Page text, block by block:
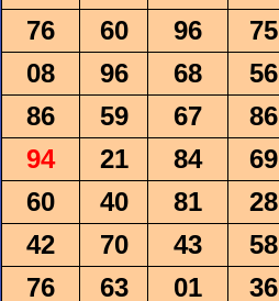
76
60 96 75
08
96 68 56
86
59 67 86
94
21 84 69
60
40 81 28
42
70 43 58
76
63 01 36